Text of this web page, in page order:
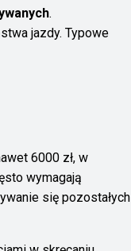
.
jazdy. Typowe
6000 zł, w
wymagają
się pozostałych